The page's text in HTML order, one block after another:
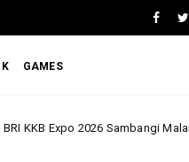
GAMES
Sambangi Malang, Hadirkan